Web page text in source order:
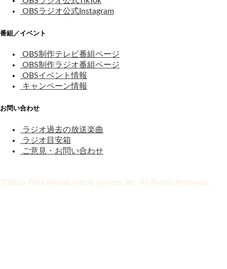
OBSラジオ公式Instagram
番組／イベント
OBS制作テレビ番組ページ
OBS制作ラジオ番組ページ
OBSイベント情報
キャンペーン情報
お問い合わせ
ラジオ過去の放送楽曲
ラジオ目安箱
ご意見・お問い合わせ
©2026 Oita Broadcasting System, Inc. All Rights Reserved.